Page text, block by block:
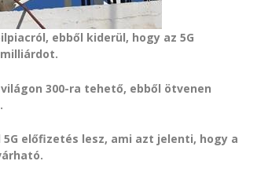
ebből kiderül, hogy az 5G
300-ra tehető, ebből ötvenen
előfizetés lesz, ami azt jelenti, hogy a